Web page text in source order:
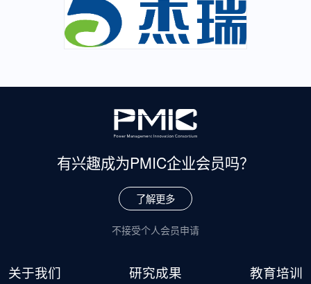
有兴趣成为PMIC企业会员吗？
了解更多
不接受个人会员申请
关于我们 研究成果 教育培训